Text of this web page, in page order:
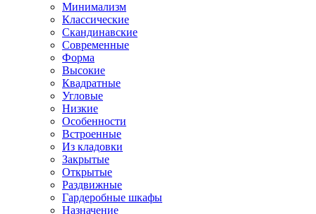
Минимализм
Классические
Скандинавские
Современные
Форма
Высокие
Квадратные
Угловые
Низкие
Особенности
Встроенные
Из кладовки
Закрытые
Открытые
Раздвижные
Гардеробные шкафы
Назначение